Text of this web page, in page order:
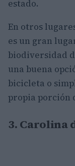
estado.
En otros
es un gran
biodiversidad
una buena
bicicleta o
propia porción
3. Carolina